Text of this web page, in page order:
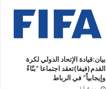
بيان:قيادة الإتحاد الدولي لكرة
القدم(فيفا)تعقد اجتماعا “بنّاءً
وإيجابياً” في الرباط